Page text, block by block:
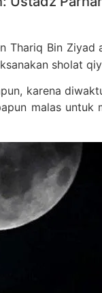
Bin
sholat
karena
malas